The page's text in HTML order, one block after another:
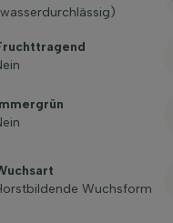
Wuchsform